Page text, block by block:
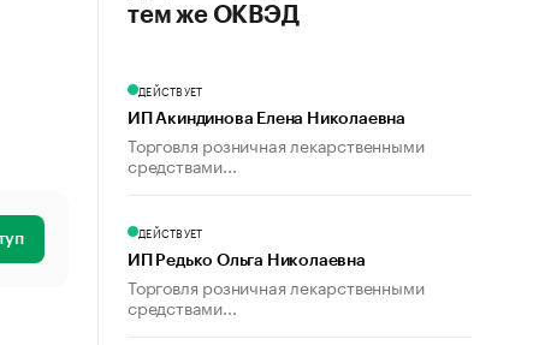
тем же ОКВЭД
ДЕЙСТВУЕТ
ИП Акиндинова Елена Николаевна
Торговля розничная лекарственными
средствами...
ДЕЙСТВУЕТ
ИП Редько Ольга Николаевна
Торговля розничная лекарственными
средствами...